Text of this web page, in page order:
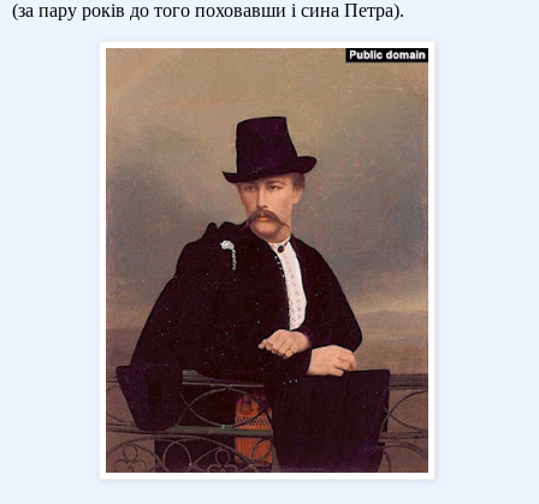
(за пару років до того поховавши і сина Петра).